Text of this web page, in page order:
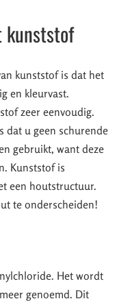
kunststof
kunststof is dat het
en kleurvast.
zeer eenvoudig.
dat u geen schurende
gebruikt, want deze
Kunststof is
een houtstructuur.
te onderscheiden!
Het wordt
genoemd. Dit